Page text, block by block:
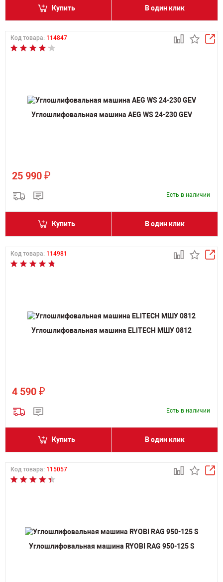
Купить В один клик
Код товара: 114847
Углошлифовальная машина AEG WS 24-230 GEV
25 990 ₽
Есть в наличии
Купить В один клик
Код товара: 114981
Углошлифовальная машина ELITECH МШУ 0812
4 590 ₽
Есть в наличии
Купить В один клик
Код товара: 115057
Углошлифовальная машина RYOBI RAG 950-125 S